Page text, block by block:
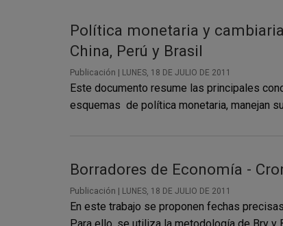
Política monetaria y
China, Perú y Brasil
Publicación | LUNES, 18 DE JULIO DE 2011
Este documento resume las principales
esquemas de política monetaria, manejan
Borradores de Economía -
Publicación | LUNES, 18 DE JULIO DE 2011
En este trabajo se proponen fechas